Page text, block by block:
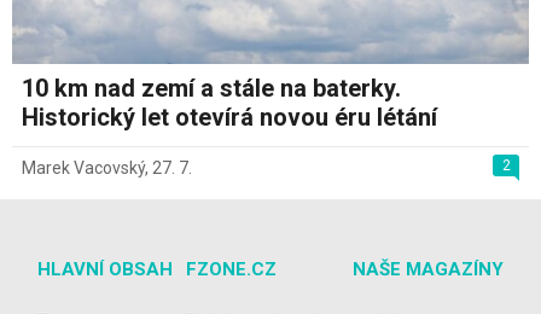
10 km nad zemí a stále na baterky.
Historický let otevírá novou éru létání
2
Marek Vacovský, 27. 7.
HLAVNÍ OBSAH FZONE.CZ NAŠE MAGAZÍNY